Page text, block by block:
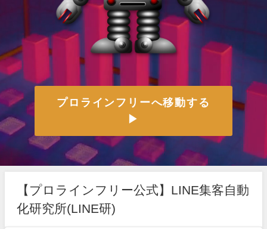
プロラインフリーへ移動する
▶
【プロラインフリー公式】LINE集客自動
化研究所(LINE研)